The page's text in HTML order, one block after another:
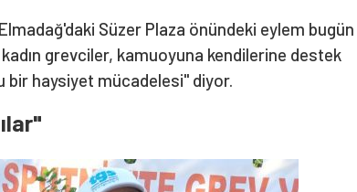
Süzer Plaza önündeki eylem bugün
grevciler, kamuoyuna kendilerine destek
bir haysiyet mücadelesi" diyor.